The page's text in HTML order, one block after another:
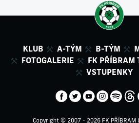
KLUB A-TÝM B-TÝM
FOTOGALERIE
FK PŘÍBRAM
VSTUPENKY
Copyright © 2007 - 2026 FK PŘÍBRAM